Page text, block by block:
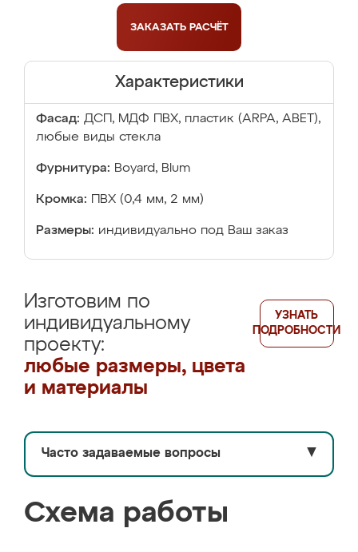
ЗАКАЗАТЬ РАСЧЁТ
Характеристики
Фасад: ДСП, МДФ ПВХ, пластик (ARPA, ABET),
любые виды стекла
Фурнитура: Boyard, Blum
Кромка: ПВХ (0,4 мм, 2 мм)
Размеры: индивидуально под Ваш заказ
Изготовим по
индивидуальному
проекту:
любые размеры, цвета
и материалы
УЗНАТЬ
ПОДРОБНОСТИ
Часто задаваемые вопросы ▼
Схема работы